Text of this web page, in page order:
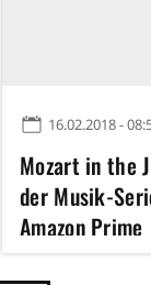
16.02.2018 -
Mozart in the
der Musik-
Amazon Prime